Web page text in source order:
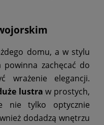
domu, a w stylu
zachęcać do
wrażenie elegancji.
lustra w prostych,
nie tylko optycznie
dodadzą wnętrzu